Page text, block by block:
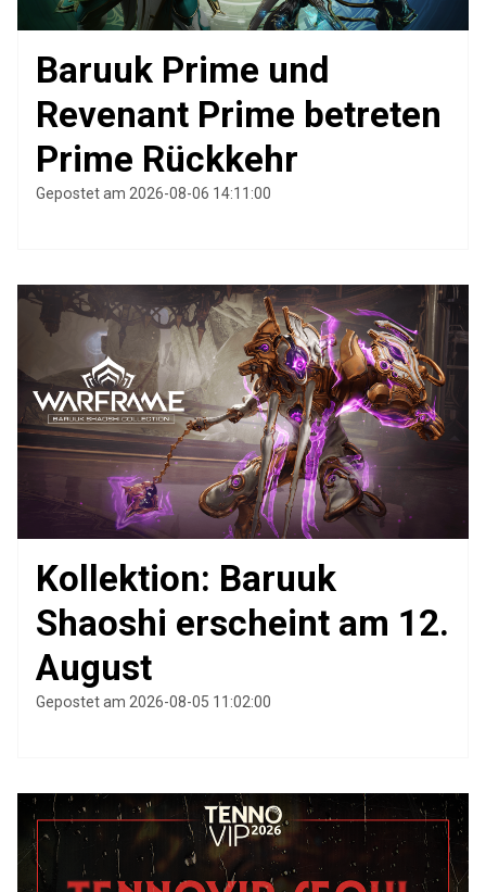
Baruuk Prime und
Revenant Prime betreten
Prime Rückkehr
Gepostet am 2026-08-06 14:11:00
Kollektion: Baruuk
Shaoshi erscheint am 12.
August
Gepostet am 2026-08-05 11:02:00